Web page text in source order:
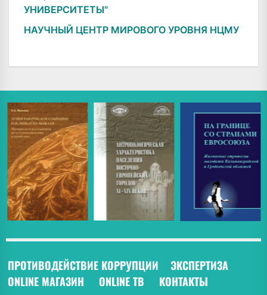
УНИВЕРСИТЕТЫ"
НАУЧНЫЙ ЦЕНТР МИРОВОГО УРОВНЯ НЦМУ
ПРОТИВОДЕЙСТВИЕ КОРРУПЦИИ ЭКСПЕРТИЗА
ONLINE МАГАЗИН
ONLINE ТВ КОНТАКТЫ